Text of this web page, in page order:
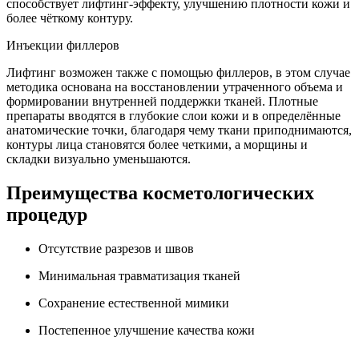
способствует лифтинг-эффекту, улучшению плотности кожи и
более чёткому контуру.
Инъекции филлеров
Лифтинг возможен также с помощью филлеров, в этом случае
методика основана на восстановлении утраченного объема и
формировании внутренней поддержки тканей. Плотные
препараты вводятся в глубокие слои кожи и в определённые
анатомические точки, благодаря чему ткани приподнимаются,
контуры лица становятся более четкими, а морщины и
складки визуально уменьшаются.
Преимущества косметологических
процедур
Отсутствие разрезов и швов
Минимальная травматизация тканей
Сохранение естественной мимики
Постепенное улучшение качества кожи